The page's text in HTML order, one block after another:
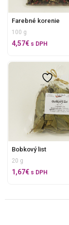
Farebné korenie
100 g
4,57€ s DPH
Add
Bobkový list
20 g
1,67€ s DPH